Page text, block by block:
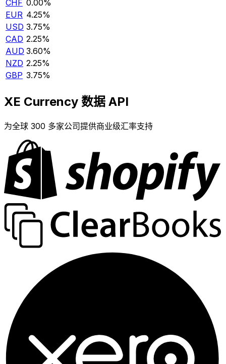
CHF 0.00%
EUR 4.25%
USD 3.75%
CAD 2.25%
AUD 3.60%
NZD 2.25%
GBP 3.75%
XE Currency 数据 API
为全球 300 多家公司提供商业级汇率支持